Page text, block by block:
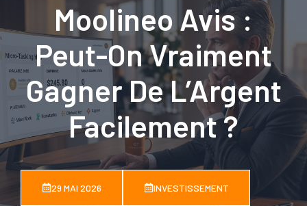
Moolineo Avis :
Peut-On Vraiment
Gagner De L’Argent
Facilement ?
29 MAI 2026 INVESTISSEMENT